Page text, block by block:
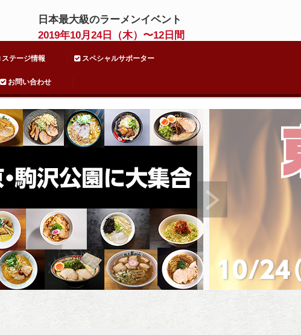
日本最大級のラーメンイベント
2019年10月24日（木）〜12日間
ステージ情報 スペシャルサポーター
お問い合わせ